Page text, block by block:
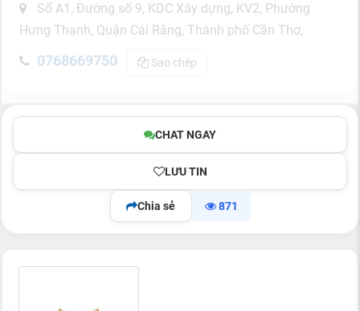
Số A1, Đường số 9, KDC Xây dựng, KV2, Phường
Hưng Thạnh, Quận Cái Răng, Thành phố Cần Thơ,
0768669750 Sao chép
CHAT NGAY
LƯU TIN
Chia sẻ 871